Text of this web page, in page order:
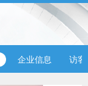
企业信息 访客